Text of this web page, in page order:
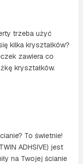
trzeba użyć
kilka kryształków?
zawiera co
kryształków.
To świetnie!
ADHSIVE) jest
na Twojej ścianie